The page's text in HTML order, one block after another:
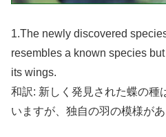
1.The newly discovered
resembles a known species
its wings.
和訳: 新しく発見された蝶の種
いますが、独自の羽の模様があ